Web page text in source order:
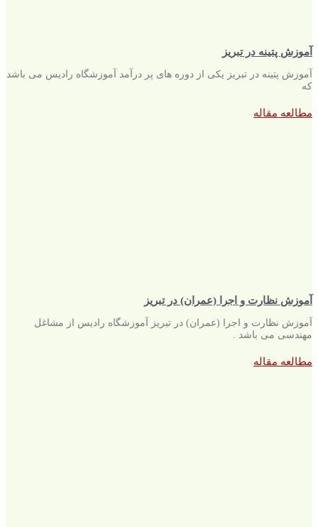
آموزش پتینه در تبریز
آموزش پتینه در تبریز یکی از دوره های پر درآمد آموزشگاه رادیس می باشد
که
مطالعه مقاله
آموزش نظارت و اجرا (عمران) در تبریز
آموزش نظارت و اجرا (عمران) در تبریز آموزشگاه رادیس از مشاغل
مهندسی می باشد .
مطالعه مقاله